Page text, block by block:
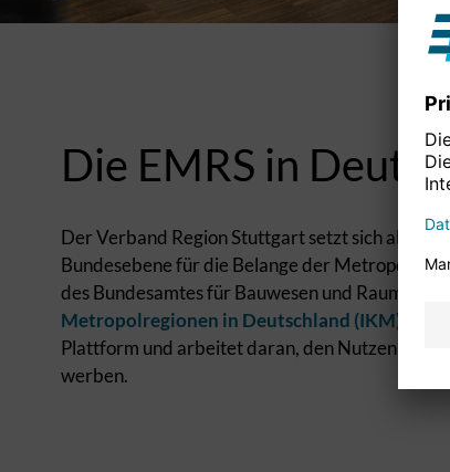
Die EMRS in
Der Verband Region Stuttgart setzt sich als
Bundesebene für die Belange der
des Bundesamtes für Bauwesen und
Metropolregionen in Deutschland (IKM)
.
Plattform und arbeitet daran, den Nutzen
werben.